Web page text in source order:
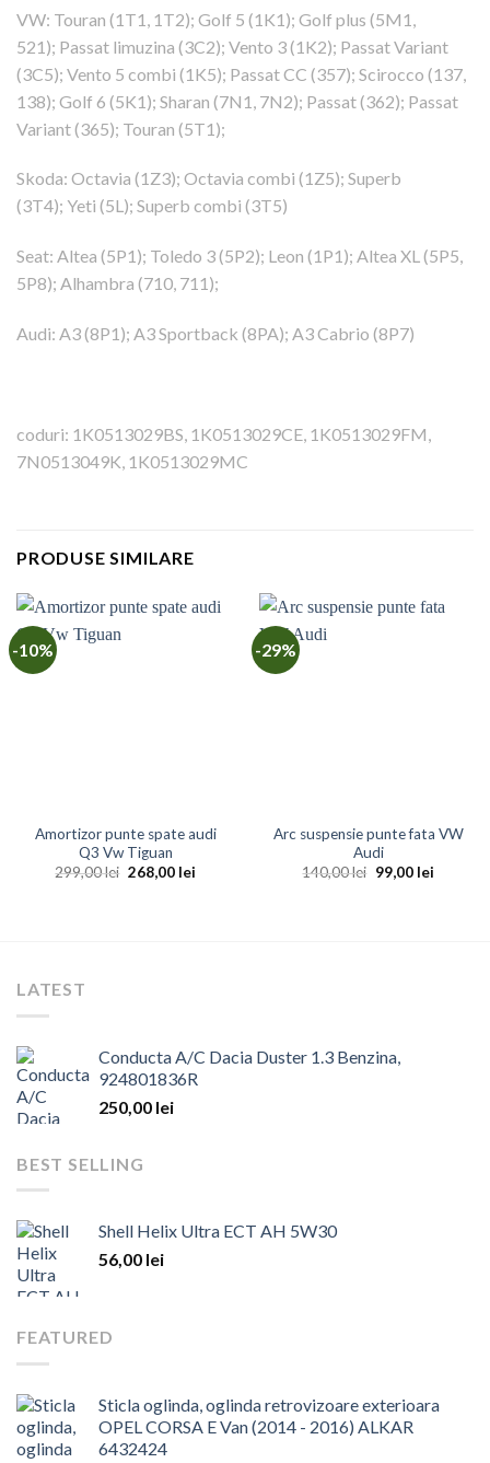
VW: Touran (1T1, 1T2); Golf 5 (1K1); Golf plus (5M1,
521); Passat limuzina (3C2); Vento 3 (1K2); Passat Variant
(3C5); Vento 5 combi (1K5); Passat CC (357); Scirocco (137,
138); Golf 6 (5K1); Sharan (7N1, 7N2); Passat (362); Passat
Variant (365); Touran (5T1);
Skoda: Octavia (1Z3); Octavia combi (1Z5); Superb
(3T4); Yeti (5L); Superb combi (3T5)
Seat: Altea (5P1); Toledo 3 (5P2); Leon (1P1); Altea XL (5P5,
5P8); Alhambra (710, 711);
Audi: A3 (8P1); A3 Sportback (8PA); A3 Cabrio (8P7)
coduri: 1K0513029BS, 1K0513029CE, 1K0513029FM,
7N0513049K, 1K0513029MC
PRODUSE SIMILARE
-10%
Amortizor punte spate audi
Q3 Vw Tiguan
299,00lei Prețul
inițial
268,00 leiPrețul
-29%
Arc suspensie punte fata VW
Audi
140,00lei Prețul
inițial
99,00 leiPrețul
LATEST
Conducta A/C Dacia Duster 1.3 Benzina,
924801836R
250,00 lei
BEST SELLING
Shell Helix Ultra ECT AH 5W30
56,00 lei
FEATURED
Sticla oglinda, oglinda retrovizoare exterioara
OPEL CORSA E Van (2014 - 2016) ALKAR
6432424